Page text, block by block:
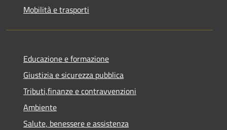
Mobilità e trasporti
Educazione e formazione
Giustizia e sicurezza pubblica
Tributi,finanze e contravvenzioni
Ambiente
Salute, benessere e assistenza